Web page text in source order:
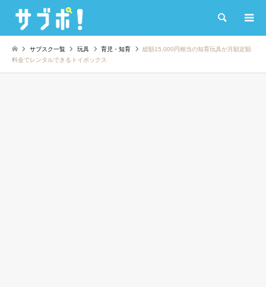
検索
サブスク一覧 玩具 育児・知育
総額15,000円相当の知育玩具が月額定額
料金でレンタルできるトイボックス